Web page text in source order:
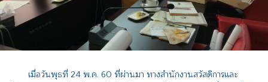
เมื่อวันพุธที่ 24 พ.ค. 60 ที่ผ่านมา ทางสำนักงานสวัสดิการและ